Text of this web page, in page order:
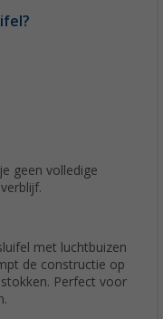
geen volledige
met luchtbuizen
de constructie op
Perfect voor